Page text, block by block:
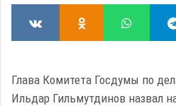
Глава Комитета Госдумы по
Ильдар Гильмутдинов назвал